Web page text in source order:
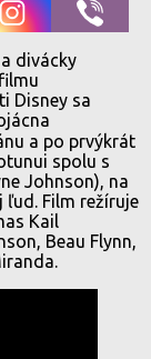
divácky
Disney sa
a po prvýkrát
spolu s
Johnson), na
ľud. Film režíruje
Kail
Beau Flynn,